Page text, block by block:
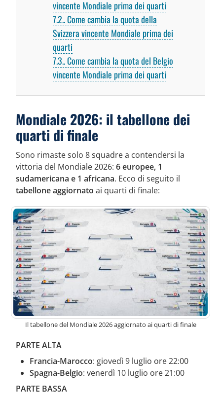
vincente Mondiale prima dei quarti
7.2. Come cambia la quota della
Svizzera vincente Mondiale prima dei
quarti
7.3. Come cambia la quota del Belgio
vincente Mondiale prima dei quarti
Mondiale 2026: il tabellone dei
quarti di finale
Sono rimaste solo 8 squadre a contendersi la
vittoria del Mondiale 2026: 6 europee, 1
sudamericana e 1 africana. Ecco di seguito il
tabellone aggiornato ai quarti di finale:
Il tabellone del Mondiale 2026 aggiornato ai quarti di finale
PARTE ALTA
Francia-Marocco: giovedì 9 luglio ore 22:00
Spagna-Belgio: venerdì 10 luglio ore 21:00
PARTE BASSA